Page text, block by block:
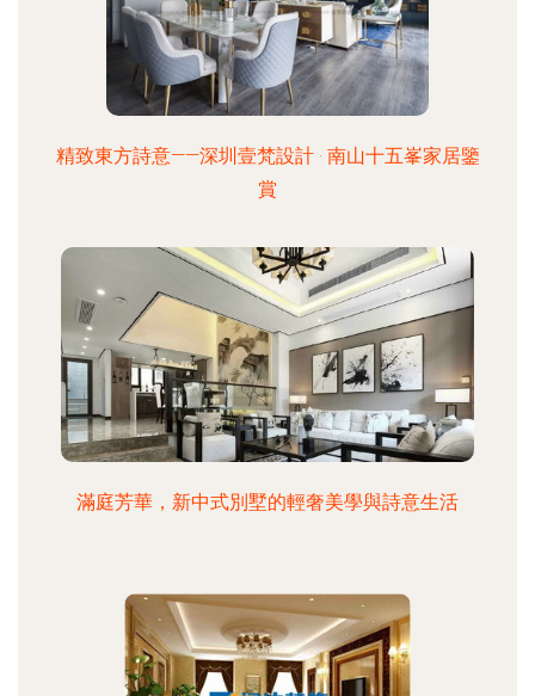
精致東方詩意——深圳壹梵設計 · 南山十五峯家居鑒
賞
滿庭芳華，新中式別墅的輕奢美學與詩意生活